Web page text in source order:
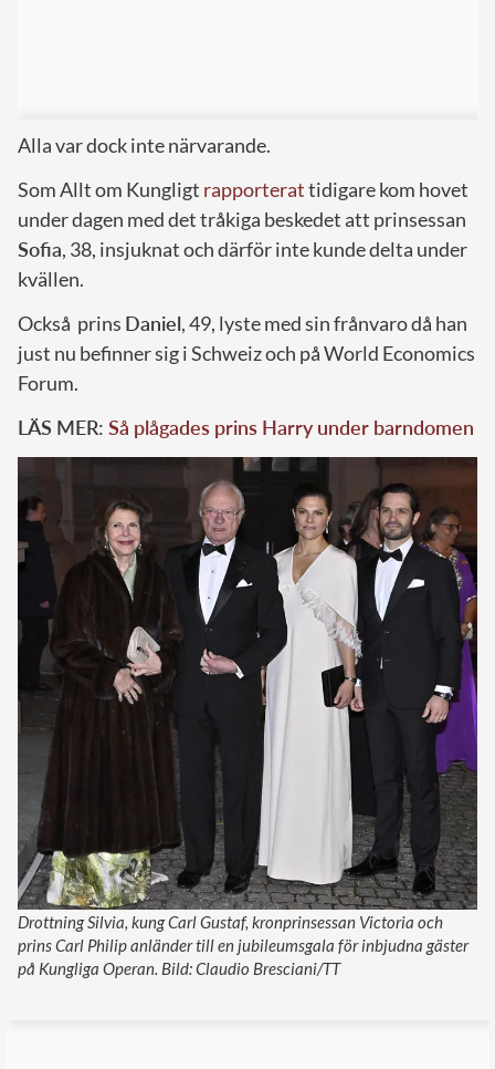
Alla var dock inte närvarande.
Som Allt om Kungligt rapporterattidigare kom hovet
under dagen med det tråkiga beskedet att prinsessan
Sofia, 38, insjuknat och därför inte kunde delta under
kvällen.
Också prins Daniel, 49, lyste med sin frånvaro då han
just nu befinner sig i Schweiz och på World Economics
Forum.
LÄS MER: Så plågades prins Harry under barndomen
Drottning Silvia, kung Carl Gustaf, kronprinsessan Victoria och
prins Carl Philip anländer till en jubileumsgala för inbjudna gäster
på Kungliga Operan. Bild: Claudio Bresciani/TT